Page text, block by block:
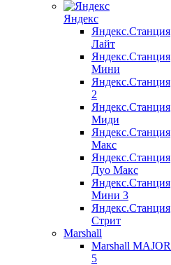
Яндекс
Яндекс.Станция
Лайт
Яндекс.Станция
Мини
Яндекс.Станция
2
Яндекс.Станция
Миди
Яндекс.Станция
Макс
Яндекс.Станция
Дуо Макс
Яндекс.Станция
Мини 3
Яндекс.Станция
Стрит
Marshall
Marshall MAJOR
5